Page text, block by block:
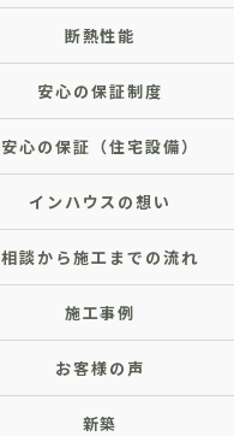
断熱性能
安心の保証制度
安心の保証（住宅設備）
インハウスの想い
相談から施工までの流れ
施工事例
お客様の声
新築